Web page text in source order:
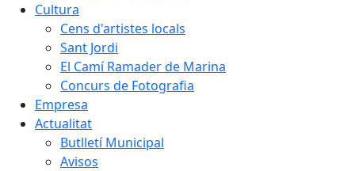
Cultura
Cens d'artistes locals
Sant Jordi
El Camí Ramader de Marina
Concurs de Fotografia
Empresa
Actualitat
Butlletí Municipal
Avisos